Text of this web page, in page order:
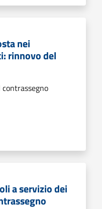
nei
rinnovo del
a servizio dei